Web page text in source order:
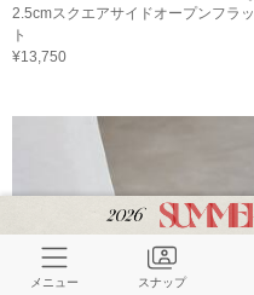
2.5cmスクエアサイドオープンフラッ
ト
¥13,750
メニュー スナップ